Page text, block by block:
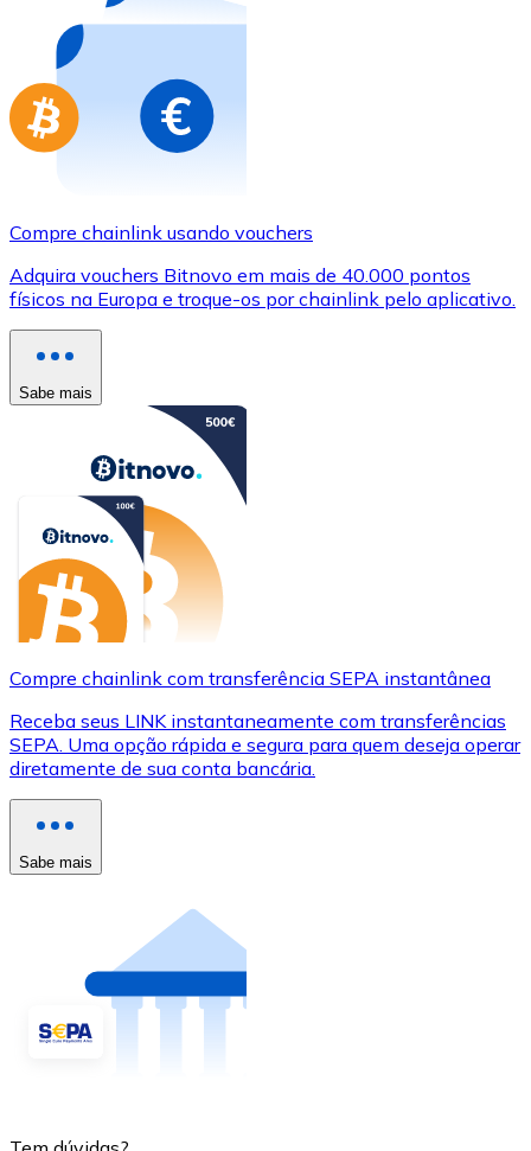
Compre cartões-presente das suas marcas favoritas
Ir para a loja de cartões-presente
Compre chainlink usando vouchers
Adquira vouchers Bitnovo em mais de 40.000 pontos
físicos na Europa e troque-os por chainlink pelo aplicativo.
Sabe mais
Compre chainlink com transferência SEPA instantânea
Receba seus LINK instantaneamente com transferências
SEPA. Uma opção rápida e segura para quem deseja operar
diretamente de sua conta bancária.
Sabe mais